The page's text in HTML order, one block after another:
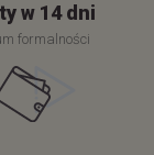
w 14 dni
formalności